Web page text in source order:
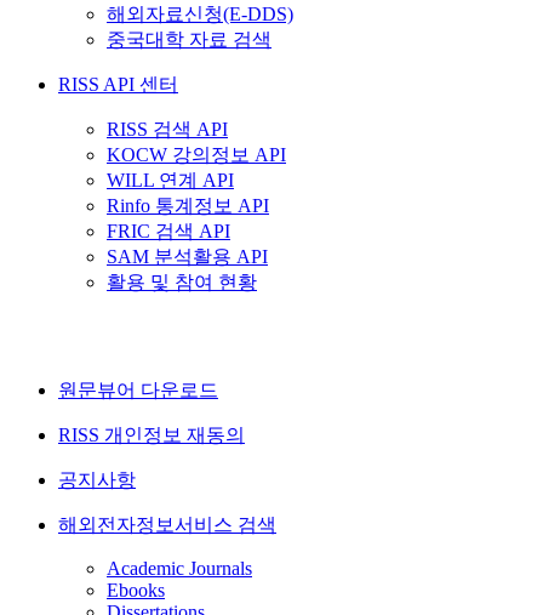
해외자료신청(E-DDS)
중국대학 자료 검색
RISS API 센터
RISS 검색 API
KOCW 강의정보 API
WILL 연계 API
Rinfo 통계정보 API
FRIC 검색 API
SAM 분석활용 API
활용 및 참여 현황
원문뷰어 다운로드
RISS 개인정보 재동의
공지사항
해외전자정보서비스 검색
Academic Journals
Ebooks